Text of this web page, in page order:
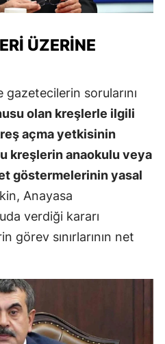
ÜZERINE
sorularını
olan kreşlerle ilgili
açma yetkisinin
kreşlerin anaokulu veya
göstermelerinin yasal
Anayasa
verdiği kararı
görev sınırlarının net